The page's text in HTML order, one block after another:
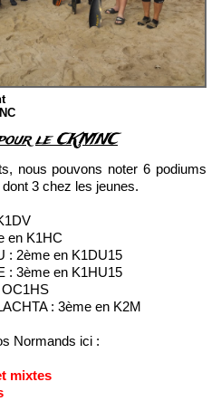
le CKMNC
3 chez les jeunes.
en K1HC
: 2ème en K1DU15
: 3ème en K1HU15
: 3ème en K2M
Normands ici :
mixtes